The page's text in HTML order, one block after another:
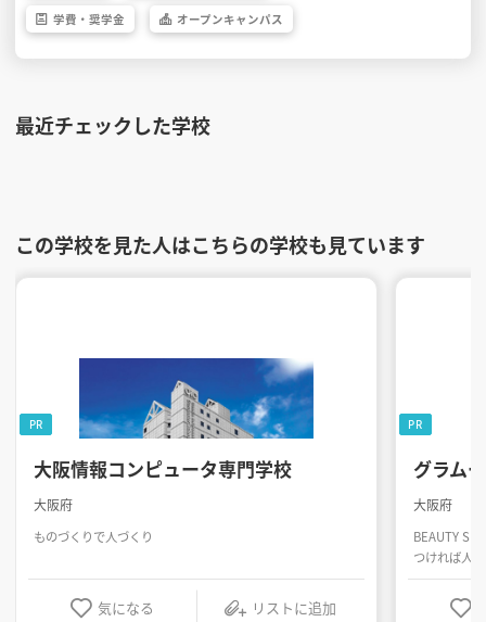
学費・ 奨学金 オープンキャンパス
最近チェックした学校
この学校を見た人はこちらの学校も見ています
大阪情報コンピュータ専門学校
大阪府
ものづくりで人づくり
気になる リストに追加
PR
グラム
大阪府
BEAUTY
つければ人
PR